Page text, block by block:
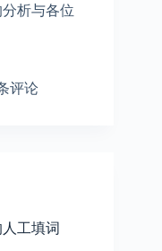
析与各位
评论
工填词